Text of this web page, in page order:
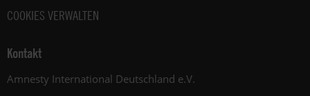
COOKIES VERWALTEN
Kontakt
Amnesty International Deutschland e.V.